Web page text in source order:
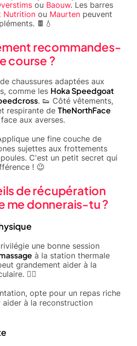
ou Baouw. Les barres
Nutrition ou Maurten peuvent
🍫💧
recommandes-
course ?
chaussures adaptées aux
comme les Hoka Speedgoat
. 👟 Côté vêtements,
respirante de TheNorthFace
aux averses.
une fine couche de
sujettes aux frottements
C'est un petit secret qui
! 😉
de récupération
me donnerais-tu ?
une bonne session
à la station thermale
grandement aider à la
💆‍♂️
opte pour un repas riche
aider à la reconstruction